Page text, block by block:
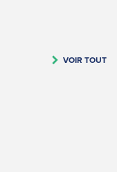
VOIR TOUT